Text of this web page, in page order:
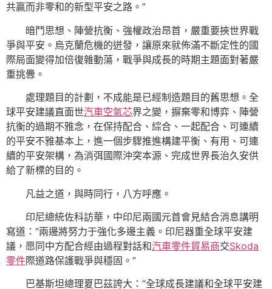
共贏而非零和的新型平安之路。”
暗鬥思想、陣營抗衡、強權政治昂首，嚴重要挾世界戰
爭與平安。烏克蘭危機的迸發，讓原來就佈滿不斷定性的國
際局面變得加倍復雜動蕩，戰爭與成長的時期主題面對著嚴
重挑釁。
處理題目的計劃，不成能是已經制造題目的舊思想。全
球平安建議直面世汽車空氣芯界之變，摒棄零和博弈、陣營
抗衡的過期不雅念，在保持配合、綜合、一起配合、可連續
的平安不雅基本上，進一個步驟推進構建平衡、有用、可連
續的平安架構，為消弭國際沖突本源、完成世界長治久安供
給了新標的目的。
凡益之道，與時同行，八方呼應。
印尼總統佐科訪華，中印尼兩國元首會見結合消息講明
寫道：“兩邊將努力于強化多邊主義。印尼器重全球平安建
議，愿同中方配合經由過程對話和汽車零件貿易商交Skoda
零件際道路保護戰爭與穩固。”
巴基斯坦總理夏巴茲誇大：“全球成長建議和全球平安建